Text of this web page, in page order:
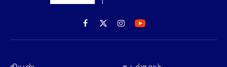
Facebook
X
(Twitter)
Instagram